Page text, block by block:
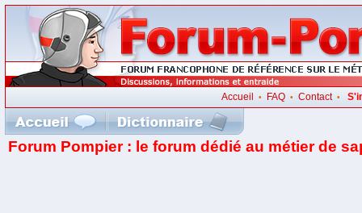
Accueil • FAQ• Contact•
Forum Pompier : le forum dédié au métier de